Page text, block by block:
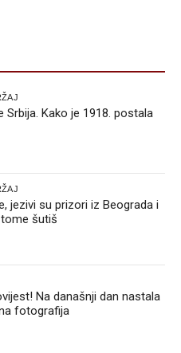
Srbija. Kako je 1918. postala
jezivi su prizori iz Beograda i
šutiš
Na današnji dan nastala
fotografija